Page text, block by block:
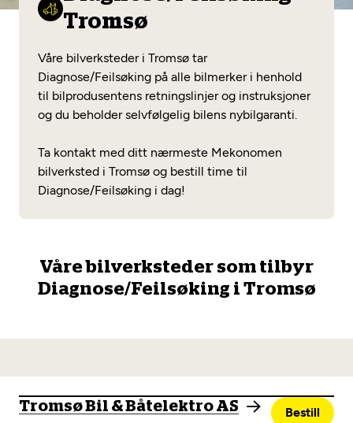
Diagnose/Feilsøking
Se alle (52) tjenester her
Mekonomen Bilkonto
Les mer
Fritt verkstedvalg
Mobilitetsgaranti
Nybilgaranti og fabrikkgaranti
Tromsø
Våre bilverksteder i Tromsø tar
Diagnose/Feilsøking på alle bilmerker i henhold
til bilprodusentens retningslinjer og instruksjoner
og du beholder selvfølgelig bilens nybilgaranti.
Ta kontakt med ditt nærmeste Mekonomen
bilverksted i Tromsø og bestill time til
Diagnose/Feilsøking i dag!
Våre bilverksteder som tilbyr
Diagnose/Feilsøking i Tromsø
Tromsø Bil & Båtelektro AS Bestill